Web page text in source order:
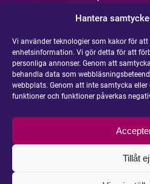
Hantera
Vi använder teknologier som kakor för
enhetsinformation. Vi gör detta för att
personliga annonser. Genom att
behandla data som
webbplats. Genom att inte samtycka
funktioner och funktioner påverkas
Tillåt ej